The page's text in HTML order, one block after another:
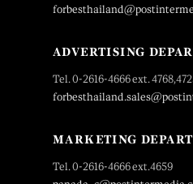
ADVERTISING
Tel. 0-2616-4666 ext.
MARKETING
Tel. 0-2616-4666 ext.4659